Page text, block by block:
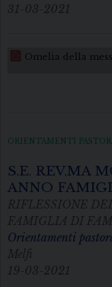
31-03-2021
Omelia della
ORIENTAMENTI
S.E. REV.MA
ANNO
RIFLESSIONE
FAMIGLIA DI
Orientamenti
Melfi
19-03-2021